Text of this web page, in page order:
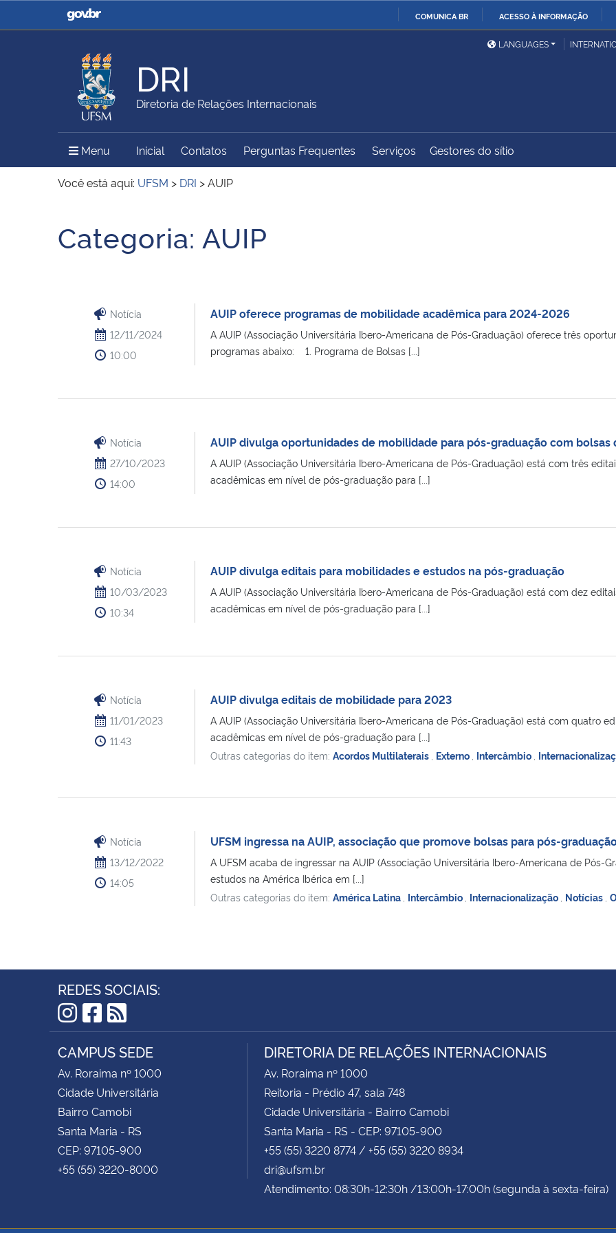
COMUNICA BR ACESSO À INFORMAÇÃO
Casa Civil
Ministério da Justiça e
Ministério da Defesa
Ministério das Relações
Exteriores
Ministério da Agricultura,
Pecuária e Abastecimento
Ministério do Meio Ambiente Ministério do Turismo
Ministério do
Controladoria-Geral da
Secretaria de Governo
Gabinete de Segurança
LANGUAGES
DRI
Diretoria de Relações Internacionais
Menu Menu Principal do Sítio
Inicial Contatos Perguntas Frequentes Serviços Gestores do sítio
Você está aqui: UFSM > DRI >AUIP
Categoria: AUIP
Notícia
12/11/2024
10:00
AUIP oferece programas de mobilidade acadêmica para 2024-2026
A AUIP (Associação Universitária Ibero-Americana de Pós-Graduação) oferece três
programas abaixo: 1. Programa de Bolsas [...]
Notícia
27/10/2023
14:00
AUIP divulga oportunidades de mobilidade para pós-graduação com bolsas
A AUIP (Associação Universitária Ibero-Americana de Pós-Graduação) está com três
acadêmicas em nível de pós-graduação para [...]
Notícia
10/03/2023
10:34
AUIP divulga editais para mobilidades e estudos na pós-graduação
A AUIP (Associação Universitária Ibero-Americana de Pós-Graduação) está com dez
acadêmicas em nível de pós-graduação para [...]
Notícia
11/01/2023
11:43
AUIP divulga editais de mobilidade para 2023
A AUIP (Associação Universitária Ibero-Americana de Pós-Graduação) está com quatro
acadêmicas em nível de pós-graduação para [...]
Outras categorias do item: Acordos Multilaterais Externo Intercâmbio
Notícia
13/12/2022
14:05
UFSM ingressa na AUIP, associação que promove bolsas para pós-
A UFSM acaba de ingressar na AUIP (Associação Universitária Ibero-Americana de Pós-
estudos na América Ibérica em [...]
Outras categorias do item: América Latina Intercâmbio Internacionalização Notícias
REDES SOCIAIS:
Instagram
Facebook
RSS
CAMPUS SEDE
Av. Roraima nº 1000
Cidade Universitária
Bairro Camobi
Santa Maria - RS
CEP: 97105-900
+55 (55) 3220-8000
DIRETORIA DE RELAÇÕES INTERNACIONAIS
Av. Roraima nº 1000
Reitoria - Prédio 47, sala 748
Cidade Universitária - Bairro Camobi
Santa Maria - RS - CEP: 97105-900
+55 (55) 3220 8774 / +55 (55) 3220 8934
dri@ufsm.br
Atendimento: 08:30h-12:30h /13:00h-17:00h (segunda à sexta-feira)